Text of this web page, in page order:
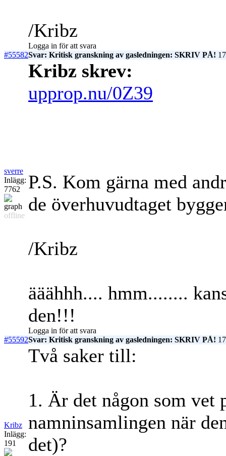
/Kribz
Logga in för att svara
#55582Svar: Kritisk granskning av gasledningen: SKRIV PÅ!
sverre
Inlägg:
7762
offline
Kribz skrev:
upprop.nu/0Z39
P.S. Kom gärna med
de överhuvudtaget
/Kribz
ääähhh.... hmm........
den!!!
Logga in för att svara
#55592Svar: Kritisk granskning av gasledningen: SKRIV PÅ!
Kribz
Inlägg:
191
Två saker till:
1. Är det någon som vet
namninsamlingen när
det)?